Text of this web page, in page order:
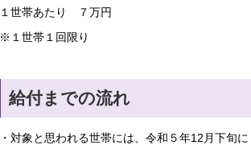
１世帯あたり ７万円
※１世帯１回限り
給付までの流れ
・対象と思われる世帯には、令和５年12月下旬